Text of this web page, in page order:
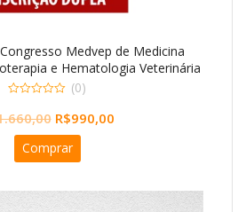
Medvep de Medicina
e Hematologia Veterinária
INSCRIÇÃO DUPLA
o
u
(0)
O
preço
original
R$1.660,00.
R$990,00O
R$990,00.
Comprar